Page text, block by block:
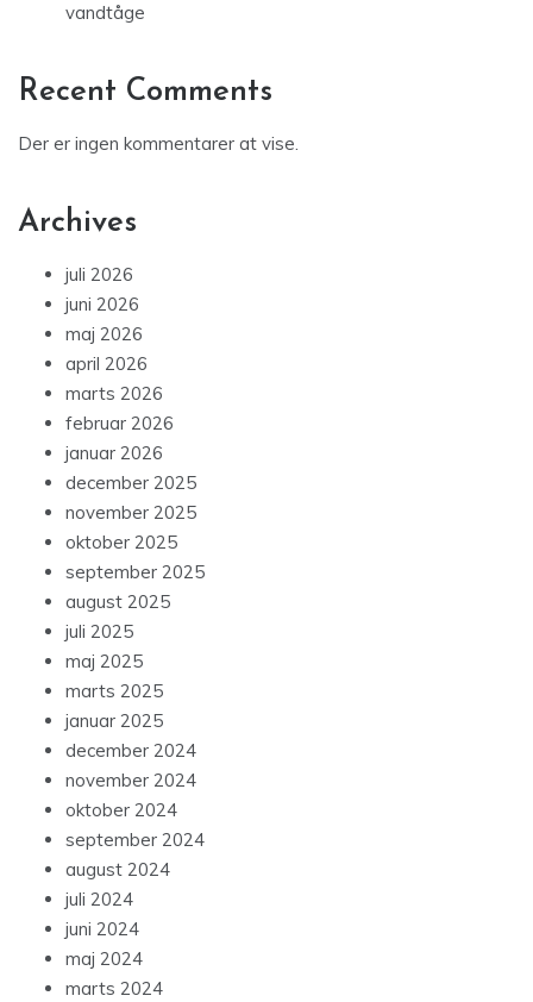
vandtåge
Recent Comments
Der er ingen kommentarer at vise.
Archives
juli 2026
juni 2026
maj 2026
april 2026
marts 2026
februar 2026
januar 2026
december 2025
november 2025
oktober 2025
september 2025
august 2025
juli 2025
maj 2025
marts 2025
januar 2025
december 2024
november 2024
oktober 2024
september 2024
august 2024
juli 2024
juni 2024
maj 2024
marts 2024